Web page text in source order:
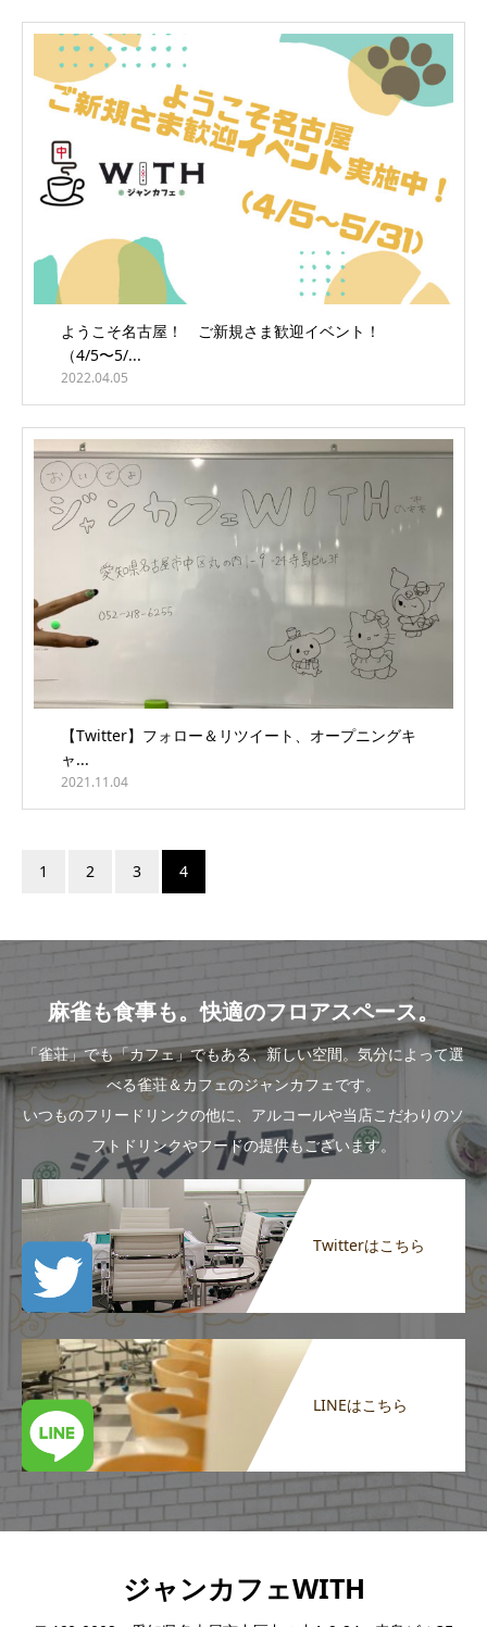
ようこそ名古屋！ ご新規さま歓迎イベント！
（4/5〜5/...
2022.04.05
【Twitter】フォロー＆リツイート、オープニングキ
ャ...
2021.11.04
1 2 3 4
麻雀も食事も。快適のフロアスペース。
「雀荘」でも「カフェ」でもある、新しい空間。気分によって選
べる雀荘＆カフェのジャンカフェです。
いつものフリードリンクの他に、アルコールや当店こだわりのソ
フトドリンクやフードの提供もございます。
Twitterはこちら
LINEはこちら
ジャンカフェWITH